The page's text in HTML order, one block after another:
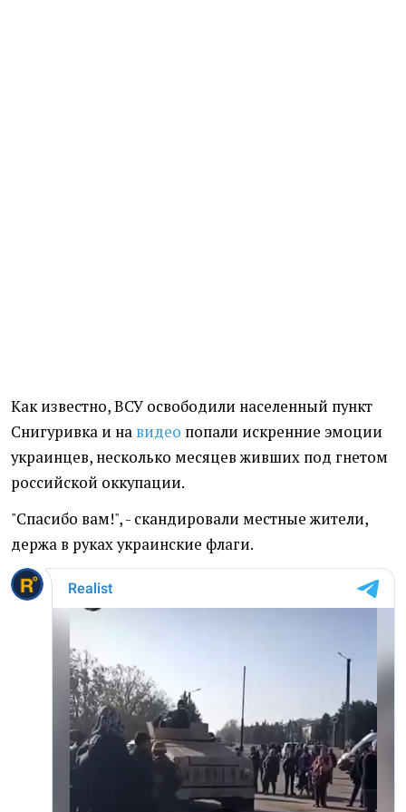
Как известно, ВСУ освободили населенный пункт
Снигуривка и на видео попали искренние эмоции
украинцев, несколько месяцев живших под гнетом
российской оккупации.
"Спасибо вам!", - скандировали местные жители,
держа в руках украинские флаги.